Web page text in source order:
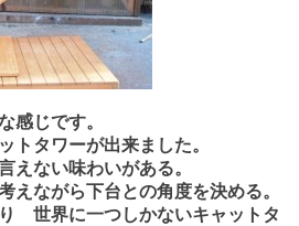
感じです。
トタワーが出来ました。
えない味わいがある。
えながら下台との角度を決める。
世界に一つしかないキャットタ